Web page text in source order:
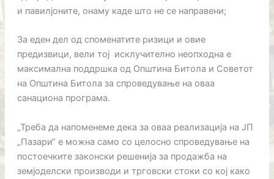
и павилјоните, онаму каде што не се направени;
За еден дел од споменатите ризици и овие
предизвици, вели тој исклучително неопходна е
максимална поддршка од Општина Битола и Советот
на Општина Битола за спроведување на оваа
санациона програма.
„Треба да напоменеме дека за оваа реализација на ЈП
„Пазари“ е можна само со целосно спроведување на
постоечките законски решенија за продажба на
земјоделски производи и трговски стоки со кој како